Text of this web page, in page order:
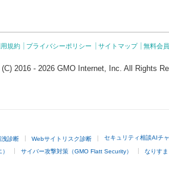
規約 プライバシーポリシー サイトマップ 無料会
2016 - 2026 GMO Internet, Inc. All Rights
洩診断 Webサイトリスク診断 セキュリティ相談AIチ
サイバー攻撃対策（GMO Flatt Security） なりす